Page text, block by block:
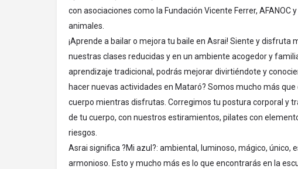
con asociaciones como la Fundación Vicente Ferrer, AFANOC
animales.
¡Aprende a bailar o mejora tu baile en Asrai! Siente y disfruta
nuestras clases reducidas y en un ambiente acogedor y
aprendizaje tradicional, podrás mejorar divirtiéndote y
hacer nuevas actividades en Mataró? Somos mucho más que
cuerpo mientras disfrutas. Corregimos tu postura corporal y
de tu cuerpo, con nuestros estiramientos, pilates con
riesgos.
Asrai significa ?Mi azul?: ambiental, luminoso, mágico, único,
armonioso. Esto y mucho más es lo que encontrarás en la